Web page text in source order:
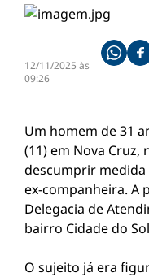
12/11/2025 às
09:26
Um homem de 31
(11) em Nova Cruz,
descumprir
ex-companheira. A
Delegacia de
bairro Cidade do
O sujeito já era